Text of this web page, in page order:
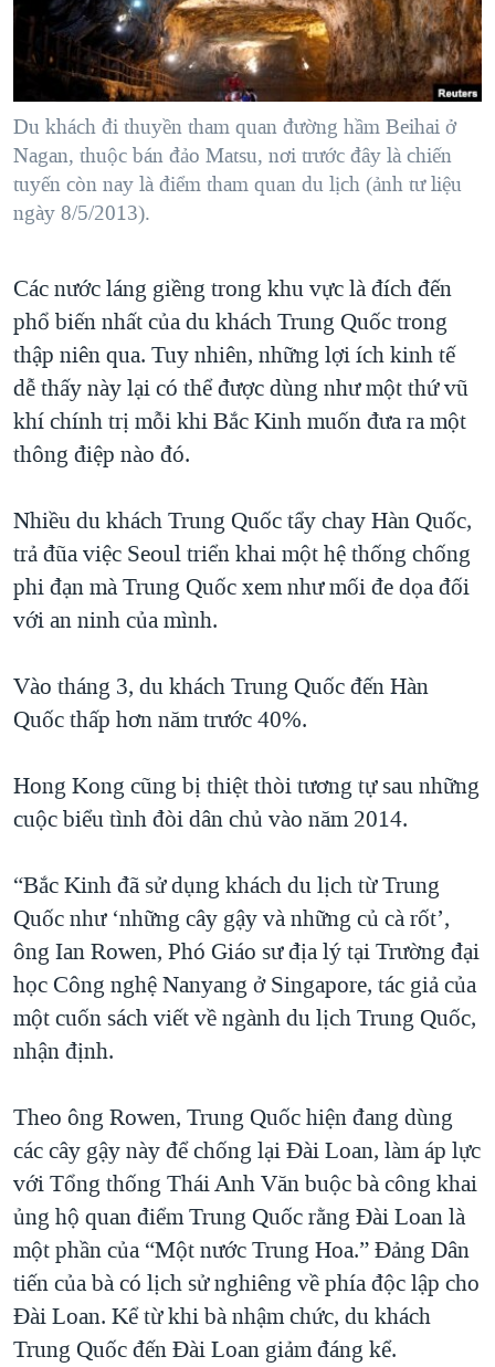
"Tìm"NGƯỜI VIỆT HẢI NGOẠI
ĐỜI SỐNG
KINH TẾ
SỨC KHOẺ
VĂN HOÁ
GIÁO DỤC
TẠI
HÀNH TRÌNH BẦU CỬ 2024
MỘT NĂM CHIẾN TRANH TẠI DẢI GAZA
GIẢI MÃ VÀNH ĐAI & CON ĐƯỜNG
NGÀY TỊ NẠN THẾ GIỚI
TRỊNH VĨNH BÌNH - NGƯỜI HẠ 'BÊN THẮNG CUỘC'
CHI PHÍ CHIẾN TRANH AFGHANISTAN
CÁC GIÁ TRỊ CỘNG HÒA Ở VIỆT NAM
THƯỢNG ĐỈNH TRUMP-KIM TẠI VIỆT NAM
TRỊNH VĨNH BÌNH VS. CHÍNH PHỦ VIỆT NAM
NGƯ DÂN VIỆT VÀ LÀN SÓNG TRỘM HẢI SÂM
QUAN HỆ VIỆT MỸ
VIDEO
NGHE
MẠNG XÃ HỘI
Ngôn ngữ khác
Du khách đi thuyền tham quan đường hầm Beihai ở
Nagan, thuộc bán đảo Matsu, nơi trước đây là chiến
tuyến còn nay là điểm tham quan du lịch (ảnh tư liệu
ngày 8/5/2013).
Các nước láng giềng trong khu vực là đích đến
phổ biến nhất của du khách Trung Quốc trong
thập niên qua. Tuy nhiên, những lợi ích kinh tế
dễ thấy này lại có thể được dùng như một thứ vũ
khí chính trị mỗi khi Bắc Kinh muốn đưa ra một
thông điệp nào đó.
Nhiều du khách Trung Quốc tẩy chay Hàn Quốc,
trả đũa việc Seoul triển khai một hệ thống chống
phi đạn mà Trung Quốc xem như mối đe dọa đối
với an ninh của mình.
Vào tháng 3, du khách Trung Quốc đến Hàn
Quốc thấp hơn năm trước 40%.
Hong Kong cũng bị thiệt thòi tương tự sau những
cuộc biểu tình đòi dân chủ vào năm 2014.
“Bắc Kinh đã sử dụng khách du lịch từ Trung
Quốc như ‘những cây gậy và những củ cà rốt’,
ông Ian Rowen, Phó Giáo sư địa lý tại Trường đại
học Công nghệ Nanyang ở Singapore, tác giả của
một cuốn sách viết về ngành du lịch Trung Quốc,
nhận định.
Theo ông Rowen, Trung Quốc hiện đang dùng
các cây gậy này để chống lại Đài Loan, làm áp lực
với Tổng thống Thái Anh Văn buộc bà công khai
ủng hộ quan điểm Trung Quốc rằng Đài Loan là
một phần của “Một nước Trung Hoa.” Đảng Dân
tiến của bà có lịch sử nghiêng về phía độc lập cho
Đài Loan. Kể từ khi bà nhậm chức, du khách
Trung Quốc đến Đài Loan giảm đáng kể.